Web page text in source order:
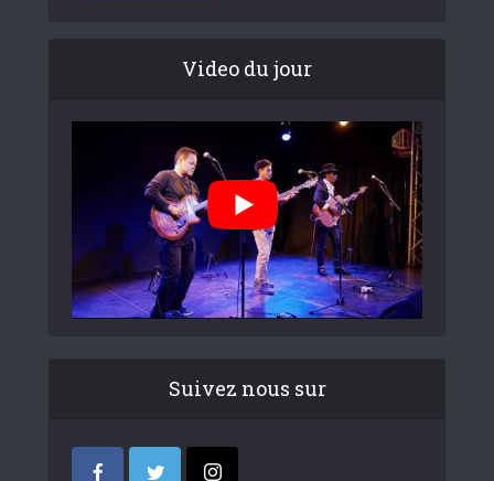
Video du jour
Suivez nous sur